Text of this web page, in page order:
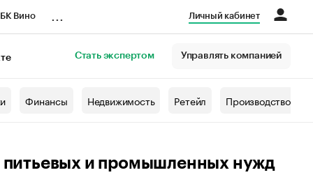
Вино Личный кабинет
Стать экспертом Управлять компанией
Финансы Недвижимость Ретейл Производство
и промышленных нужд